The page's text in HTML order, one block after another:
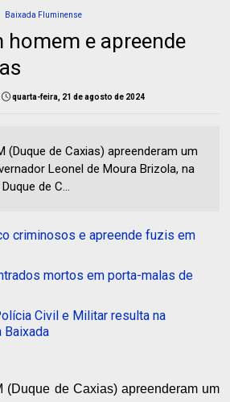
Baixada Fluminense
homem e apreende
quarta-feira, 21 de agosto de 2024
(Duque de Caxias) apreenderam um
Leonel de Moura Brizola, na
de C...
criminosos e apreende fuzis em
mortos em porta-malas de
Civil e Militar resulta na
Baixada
(Duque de Caxias) apreenderam um